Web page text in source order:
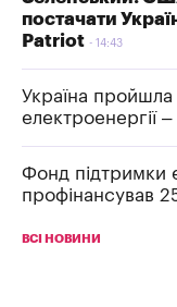
постачати
Patriot
14:43
Україна пройшла
електроенергії
Фонд підтримки
профінансував
ВСІ НОВИНИ